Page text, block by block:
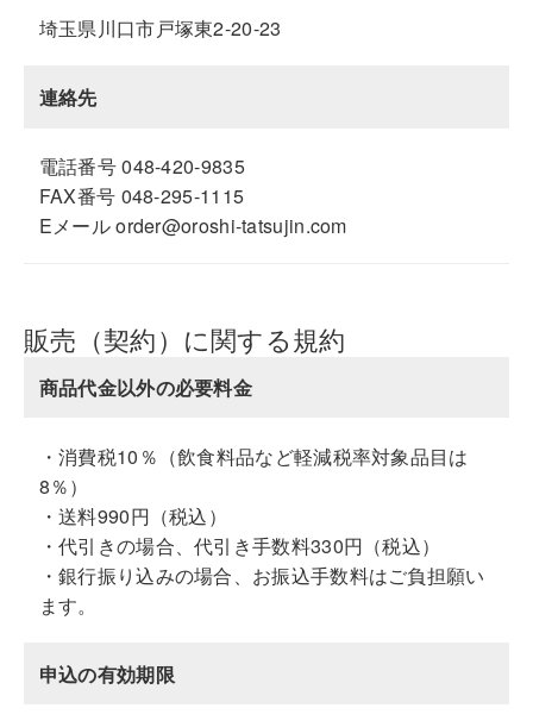
埼玉県川口市戸塚東2-20-23
連絡先
電話番号 048-420-9835
FAX番号 048-295-1115
Eメール order@oroshi-tatsujin.com
販売（契約）に関する規約
商品代金以外の必要料金
・消費税10％（飲食料品など軽減税率対象品目は
8％）
・送料990円（税込）
・代引きの場合、代引き手数料330円（税込）
・銀行振り込みの場合、お振込手数料はご負担願い
ます。
申込の有効期限